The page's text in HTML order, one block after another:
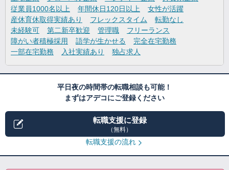
従業員1000名以上
年間休日120日以上
女性が活躍
産休育休取得実績あり
フレックスタイム
転勤なし
未経験可
第二新卒歓迎 管理職
フリーランス
障がい者積極採用
語学が生かせる
完全在宅勤務
一部在宅勤務
入社実績あり 独占求人
平日夜の時間帯の転職相談も可能！
まずはアデコにご登録ください
転職支援に登録
（無料）
転職支援の流れ